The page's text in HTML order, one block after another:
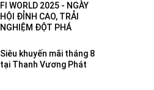
FI WORLD 2025 - NGÀY
HỘI ĐỈNH CAO, TRẢI
NGHIỆM ĐỘT PHÁ
Siêu khuyến mãi tháng 8
tại Thanh Vương Phát